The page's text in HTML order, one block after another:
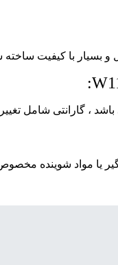
و بسیار با کیفیت
یا مواد شوینده